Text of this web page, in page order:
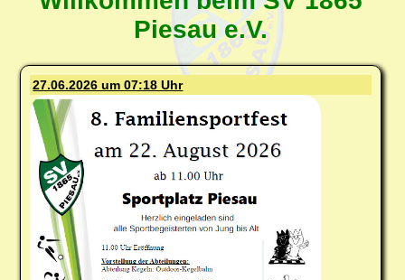
Piesau e.V.
27.06.2026 um 07:18 Uhr